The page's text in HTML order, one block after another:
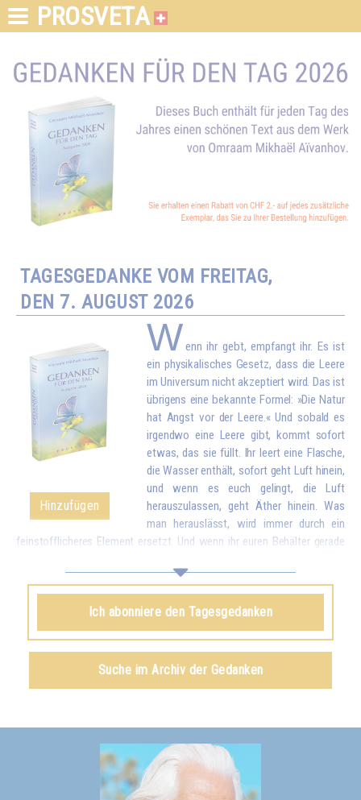
PROSVETA
TAGESGEDANKE VOM FREITAG,
DEN 7. AUGUST 2026
Hinzufügen
Wenn ihr gebt, empfangt ihr. Es ist
ein physikalisches Gesetz, dass die Leere
im Universum nicht akzeptiert wird. Das ist
übrigens eine bekannte Formel: »Die Natur
hat Angst vor der Leere.« Und sobald es
irgendwo eine Leere gibt, kommt sofort
etwas, das sie füllt. Ihr leert eine Flasche,
die Wasser enthält, sofort geht Luft hinein,
und wenn es euch gelingt, die Luft
herauszulassen, geht Äther hinein. Was
man herauslässt, wird immer durch ein
feinstofflicheres Element ersetzt. Und wenn ihr euren Behälter gerade
Geschöpfen gegeben habt, kommt sofort etwas von oben, um euch zu
füllen.*
Omraam Mikhaël Aïvanhov
Siehe das BuchGeistiges und künstlerisches Schaffen,
Ich abonniere den Tagesgedanken
Suche im Archiv der Gedanken